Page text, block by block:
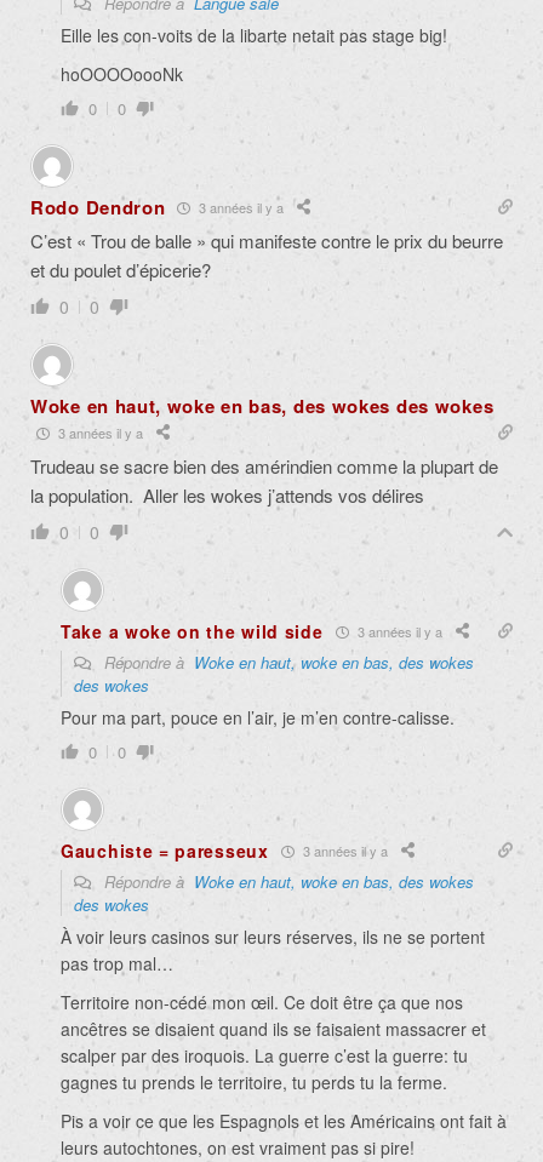
Eille les con-voits de la libarte netait pas stage big!
hoOOOOoooNk
0 0
Rodo Dendron 3 années il y a
C’est « Trou de balle » qui manifeste contre le prix du beurre
et du poulet d’épicerie?
0 0
Woke en haut, woke en bas, des wokes des wokes
3 années il y a
Trudeau se sacre bien des amérindien comme la plupart de
la population. Aller les wokes j’attends vos délires
0 0
Take a woke on the wild side 3 années il y a
Répondre à Woke en haut, woke en bas, des wokes
des wokes
Pour ma part, pouce en l’air, je m’en contre-calisse.
0 0
Gauchiste = paresseux 3 années il y a
Répondre à Woke en haut, woke en bas, des wokes
des wokes
À voir leurs casinos sur leurs réserves, ils ne se portent
pas trop mal…
Territoire non-cédé mon œil. Ce doit être ça que nos
ancêtres se disaient quand ils se faisaient massacrer et
scalper par des iroquois. La guerre c’est la guerre: tu
gagnes tu prends le territoire, tu perds tu la ferme.
Pis a voir ce que les Espagnols et les Américains ont fait à
leurs autochtones, on est vraiment pas si pire!